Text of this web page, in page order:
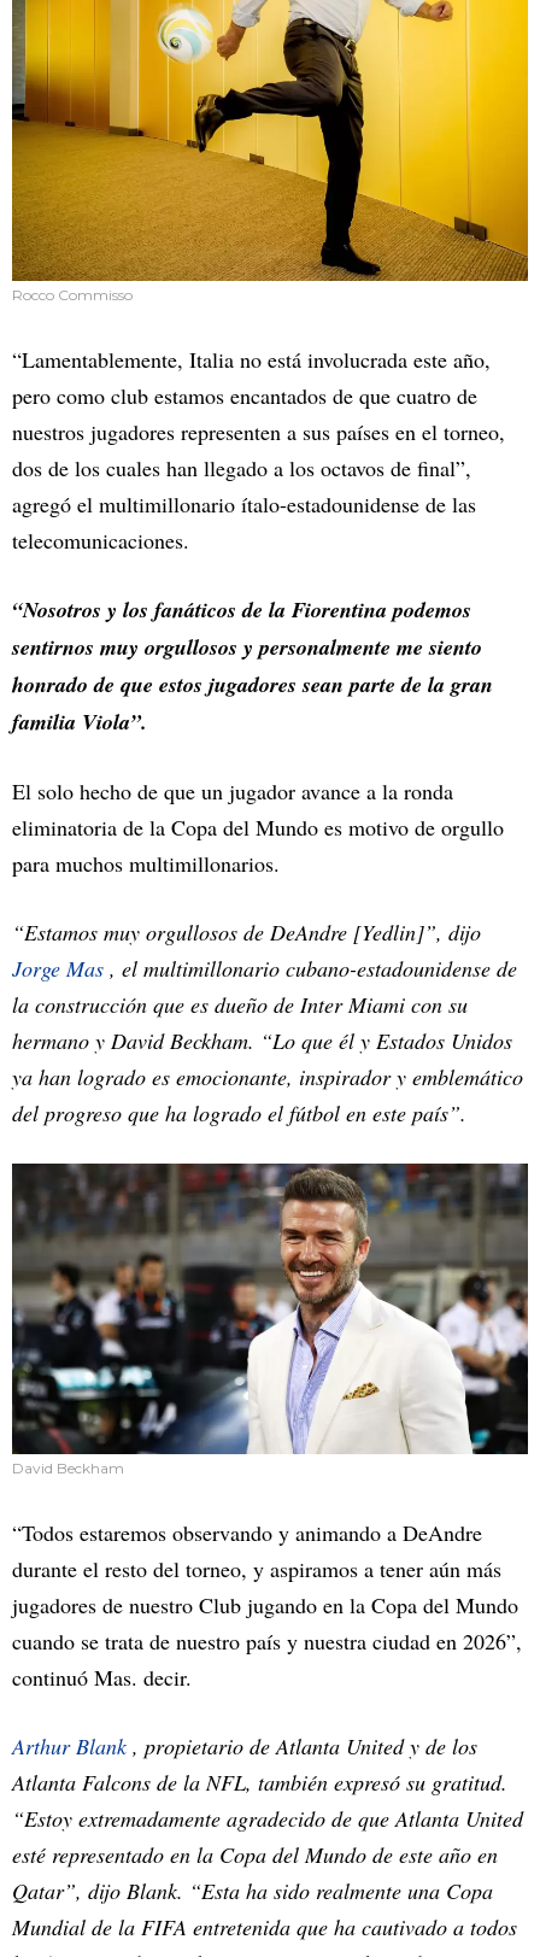
Rocco Commisso
“Lamentablemente, Italia no está involucrada este año,
pero como club estamos encantados de que cuatro de
nuestros jugadores representen a sus países en el torneo,
dos de los cuales han llegado a los octavos de final”,
agregó el multimillonario ítalo-estadounidense de las
telecomunicaciones.
“Nosotros y los fanáticos de la Fiorentina podemos
sentirnos muy orgullosos y personalmente me siento
honrado de que estos jugadores sean parte de la gran
familia Viola”.
El solo hecho de que un jugador avance a la ronda
eliminatoria de la Copa del Mundo es motivo de orgullo
para muchos multimillonarios.
“Estamos muy orgullosos de DeAndre [Yedlin]”, dijo
Jorge Mas , el multimillonario cubano-estadounidense de
la construcción que es dueño de Inter Miami con su
hermano y David Beckham. “Lo que él y Estados Unidos
ya han logrado es emocionante, inspirador y emblemático
del progreso que ha logrado el fútbol en este país”.
David Beckham
“Todos estaremos observando y animando a DeAndre
durante el resto del torneo, y aspiramos a tener aún más
jugadores de nuestro Club jugando en la Copa del Mundo
cuando se trata de nuestro país y nuestra ciudad en 2026”,
continuó Mas. decir.
Arthur Blank, propietario de Atlanta United y de los
Atlanta Falcons de la NFL, también expresó su gratitud.
“Estoy extremadamente agradecido de que Atlanta United
esté representado en la Copa del Mundo de este año en
Qatar”, dijo Blank. “Esta ha sido realmente una Copa
Mundial de la FIFA entretenida que ha cautivado a todos